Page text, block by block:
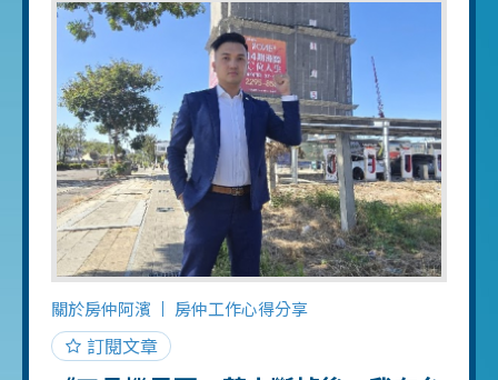
售屋進入交屋期。部分投資客因為限貸令資金
卡住，確實出現拋售壓力。 但這不等於整個市
場崩盤，而是「個案調整」。自住客反而迎來
了難得的議價空間。 第二，降價幅度沒有網路
說的那麼誇張。 你看到「暴跌 30%」的標題，
通常是拿最高點對比最低成交價。實際上多數
社區的修正幅度在 5-15% 之間。對比 2020-
2023 年的漲幅，這只是回到合理水準。 第三，
政策反轉訊號已經出現。 央行的態度從「全面
緊縮」轉向「緊中帶鬆」。當限制開始放寬，
被壓抑的需求會在某個時間點集中釋放。歷史
證明，每次打房最嚴的時候，通常就是下一波
起漲的前兆。
關於房仲阿濱 房仲工作心得分享
訂閱文章